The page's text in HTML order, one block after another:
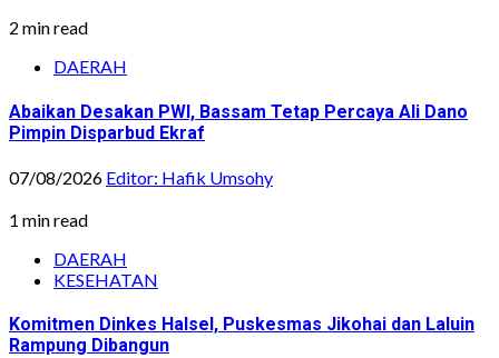
2 min read
DAERAH
Abaikan Desakan PWI, Bassam Tetap Percaya Ali Dano
Pimpin Disparbud Ekraf
07/08/2026 Editor: Hafik Umsohy
1 min read
DAERAH
KESEHATAN
Komitmen Dinkes Halsel, Puskesmas Jikohai dan Laluin
Rampung Dibangun